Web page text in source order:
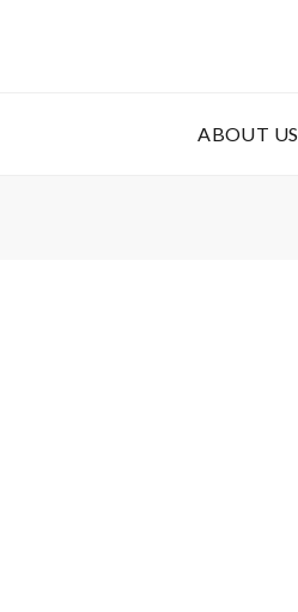
ABOUT US